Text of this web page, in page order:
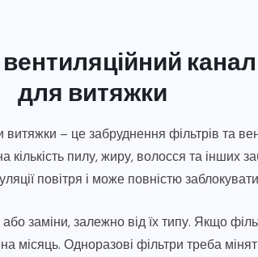
для витяжки
– це забруднення фільтрів та
кількість пилу, жиру, волосся та інших
повітря і може повністю
заміни, залежно від їх типу. Якщо
Одноразові фільтри треба